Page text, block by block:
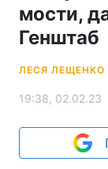
мости,
Генштаб
ЛЕСЯ ЛЕЩЕНКО
19:38, 02.02.23